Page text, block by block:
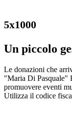
5x1000
Un piccolo
Le donazioni che
"Maria Di Pasquale"
promuovere eventi
Utilizza il codice